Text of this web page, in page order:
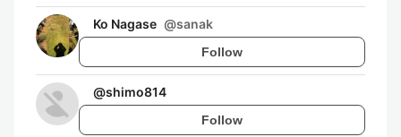
Ko Nagase @sanak
Follow
@shimo814
Follow